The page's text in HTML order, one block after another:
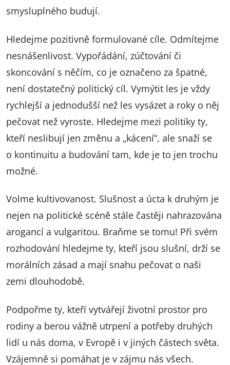
smysluplného budují.
Hledejme pozitivně formulované cíle. Odmítejme
nesnášenlivost. Vypořádání, zúčtování či
skoncování s něčím, co je označeno za špatné,
není dostatečný politický cíl. Vymýtit les je vždy
rychlejší a jednodušší než les vysázet a roky o něj
pečovat než vyroste. Hledejme mezi politiky ty,
kteří neslibují jen změnu a „kácení“, ale snaží se
o kontinuitu a budování tam, kde je to jen trochu
možné.
Volme kultivovanost. Slušnost a úcta k druhým je
nejen na politické scéně stále častěji nahrazována
arogancí a vulgaritou. Braňme se tomu! Při svém
rozhodování hledejme ty, kteří jsou slušní, drží se
morálních zásad a mají snahu pečovat o naši
zemi dlouhodobě.
Podpořme ty, kteří vytvářejí životní prostor pro
rodiny a berou vážně utrpení a potřeby druhých
lidí u nás doma, v Evropě i v jiných částech světa.
Vzájemně si pomáhat je v zájmu nás všech.